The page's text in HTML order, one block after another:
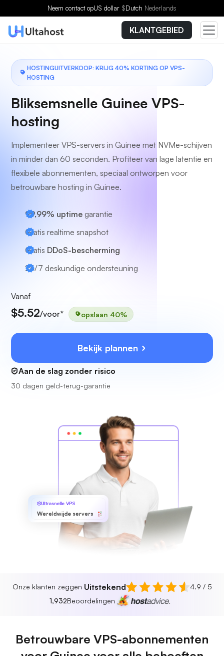
Neem contact opUS dollar $Dutch Nederlands
KLANTGEBIED
HOSTINGUITVERKOOP: KRIJG 40% KORTING OP VPS-
HOSTING
Bliksemsnelle Guinee VPS-
hosting
Implementeer VPS-servers in Guinee met NVMe-schijven
in minder dan 60 seconden. Profiteer van lage latentie en
flexibele abonnementen, speciaal ontworpen voor
betrouwbare hosting in Guinee.
99,99% uptime garantie
Gratis realtime snapshot
Gratis DDoS-bescherming
24/7 deskundige ondersteuning
Vanaf
$5.52/voor* opslaan 40%
Bekijk plannen
Aan de slag zonder risico
30 dagen geld-terug-garantie
Ultrasnelle VPS
Wereldwijde servers
Onze klanten zeggen Uitstekend
4.9 / 5
1,932Beoordelingen
Betrouwbare VPS-abonnementen